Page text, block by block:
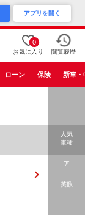
アプリを開く
0
お気に入り 閲覧履歴
ローン 保険 新車・
人気
車種
ア
英数